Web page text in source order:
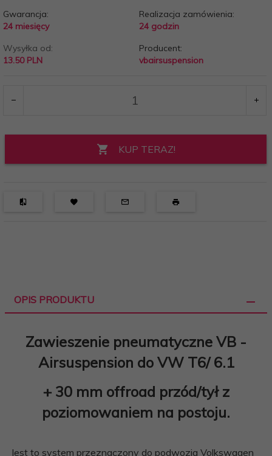
Gwarancja:
24 miesięcy
Realizacja zamówienia:
24 godzin
Wysyłka od:
13.50 PLN
Producent:
vbairsuspension
KUP TERAZ!
OPIS PRODUKTU
Zawieszenie pneumatyczne VB -
Airsuspension do VW T6/ 6.1
+ 30 mm offroad przód/tył z
poziomowaniem na postoju.
Jest to system przeznaczony do podwozia Volkswagen